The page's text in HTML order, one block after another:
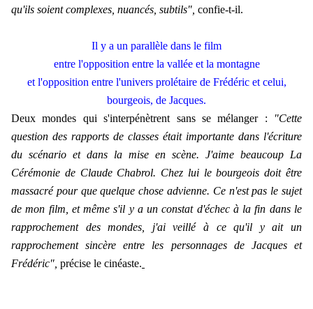
qu'ils soient complexes, nuancés, subtils", confie-t-il.
Il y a un parallèle dans le film
entre l'opposition entre la vallée et la montagne
et l'opposition entre l'univers prolétaire de Frédéric et celui,
bourgeois, de Jacques.
Deux mondes qui s'interpénètrent sans se mélanger :
"Cette
question des rapports de classes était importante dans l'écriture
du scénario et dans la mise en scène. J'aime beaucoup La
Cérémonie de Claude Chabrol. Chez lui le bourgeois doit être
massacré pour que quelque chose advienne. Ce n'est pas le sujet
de mon film, et même s'il y a un constat d'échec à la fin dans le
rapprochement des mondes, j'ai veillé à ce qu'il y ait un
rapprochement sincère entre les personnages de Jacques et
Frédéric", précise le cinéaste.